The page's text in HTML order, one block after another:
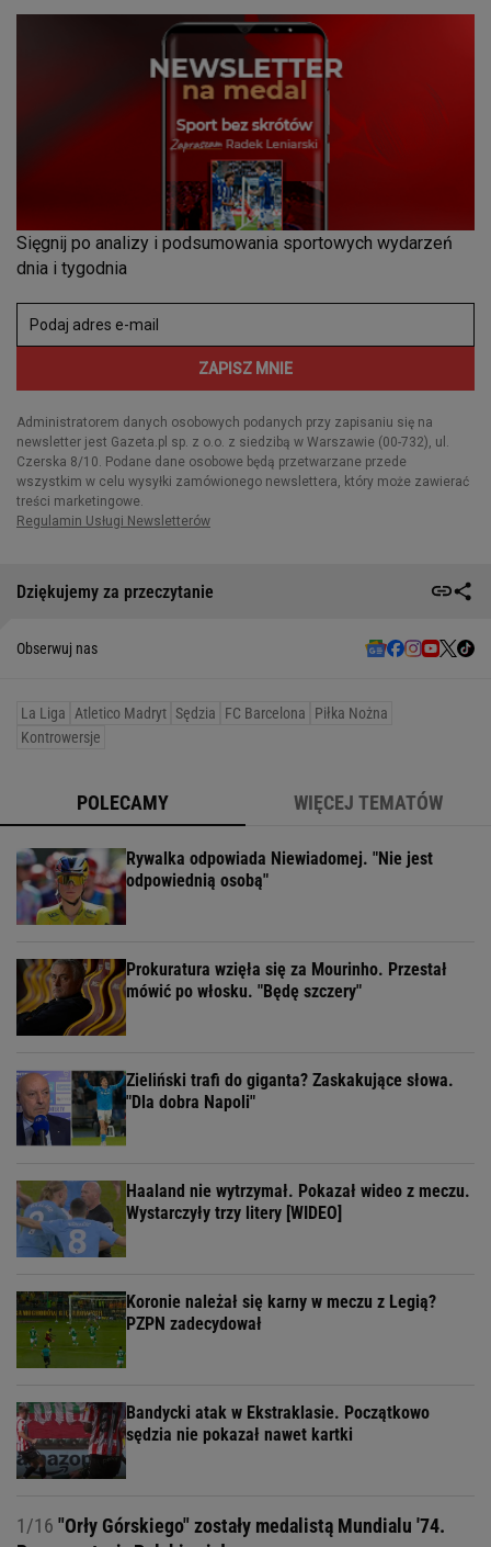
Dziękujemy za przeczytanie
Obserwuj nas
La Liga Atletico Madryt Sędzia FC Barcelona
Piłka Nożna
Kontrowersje
POLECAMY WIĘCEJ TEMATÓW
Rywalka odpowiada Niewiadomej. "Nie jest
odpowiednią osobą"
Prokuratura wzięła się za Mourinho. Przestał
mówić po włosku. "Będę szczery"
Zieliński trafi do giganta? Zaskakujące słowa.
"Dla dobra Napoli"
Haaland nie wytrzymał. Pokazał wideo z meczu.
Wystarczyły trzy litery [WIDEO]
Koronie należał się karny w meczu z Legią?
PZPN zadecydował
Bandycki atak w Ekstraklasie. Początkowo
sędzia nie pokazał nawet kartki
1/16 "Orły Górskiego" zostały medalistą Mundialu '74.